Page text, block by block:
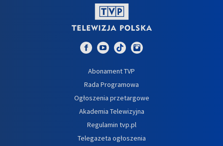
Abonament TVP
Rada Programowa
Ogłoszenia przetargowe
Akademia Telewizyjna
Regulamin tvp.pl
Telegazeta ogłoszenia